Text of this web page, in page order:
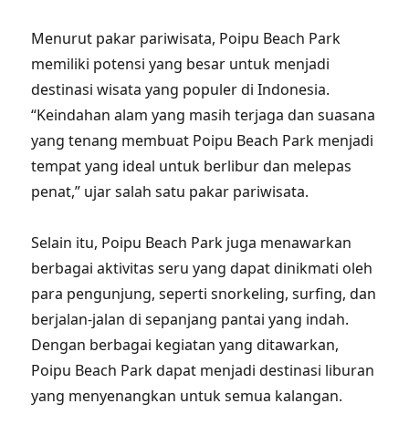
Menurut pakar pariwisata, Poipu Beach Park
memiliki potensi yang besar untuk menjadi
destinasi wisata yang populer di Indonesia.
“Keindahan alam yang masih terjaga dan suasana
yang tenang membuat Poipu Beach Park menjadi
tempat yang ideal untuk berlibur dan melepas
penat,” ujar salah satu pakar pariwisata.
Selain itu, Poipu Beach Park juga menawarkan
berbagai aktivitas seru yang dapat dinikmati oleh
para pengunjung, seperti snorkeling, surfing, dan
berjalan-jalan di sepanjang pantai yang indah.
Dengan berbagai kegiatan yang ditawarkan,
Poipu Beach Park dapat menjadi destinasi liburan
yang menyenangkan untuk semua kalangan.